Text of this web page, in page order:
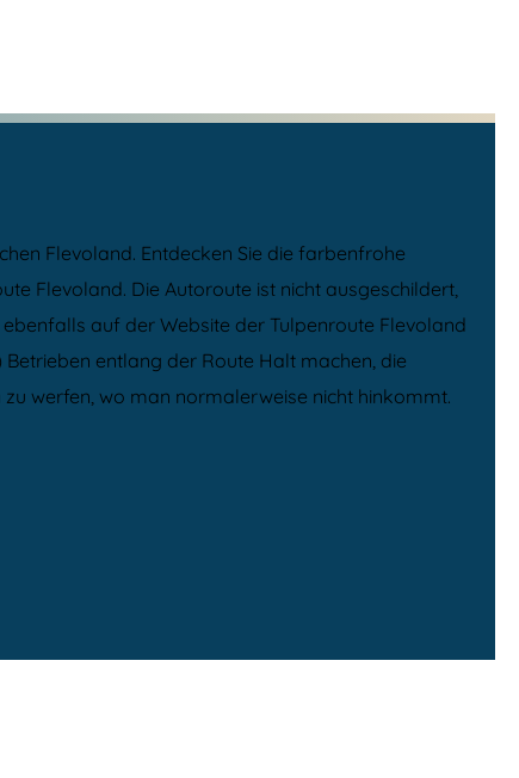
Flevoland. Entdecken Sie die farbenfrohe
Flevoland. Die Autoroute ist nicht ausgeschildert,
auf der Website der Tulpenroute Flevoland
entlang der Route Halt machen, die
werfen, wo man normalerweise nicht hinkommt.